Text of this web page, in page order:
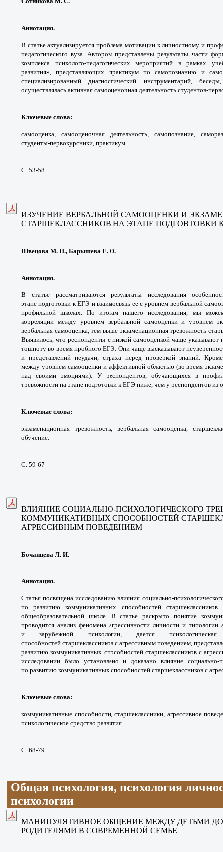
Аннотация.
В статье актуализируется проблема мотивации к личностному и
педагогического вуза. Автором представлены результаты части
комплекса психолого-педагогических мероприятий в рамках
развития», представляющих практикум по самопознанию и
специализированный диагностический инструментарий,
осуществлялась активная самооценочная деятельность студентов-
Ключевые слова:
самооценка, самооценочная деятельность, самопознание,
студенты-первокурсники, практикум.
С. 53-58
ИЗУЧЕНИЕ ВЕРБАЛЬНОЙ САМООЦЕНКИ И
СТАРШЕКЛАССНИКОВ НА ЭТАПЕ ПОДГОВТОВКИ
Швецова М. Н., Барышева Е. О.
Аннотация.
В статье рассматриваются результаты исследования
этапе подготовки к ЕГЭ и взаимосвязь ее с уровнем вербальной
профильной школах. По итогам нашего исследования, мы
корреляции между уровнем вербальной самооценки и уровнем
вербальная самооценка, тем выше экзаменационная тревожность
Выявилось, что респонденты с низкой самооценкой чаще указывают
тошноту во время пробного ЕГЭ. Они чаще высказывают
и представлений неудачи, страха перед проверкой знаний.
между уровнем самооценки и аффективной областью (во время
над своими эмоциями). У респондентов, обучающихся в
тревожности на этапе подготовки к ЕГЭ ниже, чем у респондентов из
Ключевые слова:
экзаменационная тревожность, вербальная самооценка,
обучение.
С. 59-67
ВЛИЯНИЕ СОЦИАЛЬНО-ПСИХОЛОГИЧЕСКОГО
КОММУНИКАТИВНЫХ СПОСОБНОСТЕЙ
АГРЕССИВНЫМ ПОВЕДЕНИЕМ
Бочанцева Л. И.
Аннотация.
Статья посвящена исследованию влияния социально-
по развитию коммуникативных способностей
общеобразовательной школе. В статье раскрыто понятие
проводится анализ феномена агрессивности личности и типологии
и зарубежной психологии, дается психологическая
способностей старшеклассников с агрессивным поведением,
развитию коммуникативных способностей старшеклассников с
исследовании было установлено и доказано влияние социально-
по развитию коммуникативных способностей старшеклассников с
Ключевые слова:
коммуникативные способности, старшеклассники, агрессивное
психологическое средство развития.
С. 68-79
Общая психология, психология
психологии
МАНИПУЛЯТИВНОЕ ОБЩЕНИЕ МЕЖДУ ДЕТЬМИ
РОДИТЕЛЯМИ В СОВРЕМЕННОЙ СЕМЬЕ